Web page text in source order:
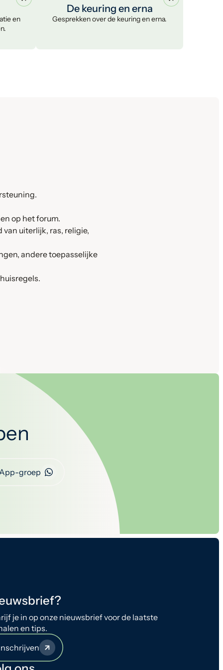
en
De keuring en erna
Gesprekken over de keuring en erna.
op het forum.
uiterlijk, ras, religie,
andere toepasselijke
groep
je in op onze nieuwsbrief voor de laatste
en tips.